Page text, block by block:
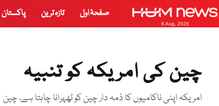
6 Aug, 2026
صفحۂ اول تازہ ترین پاکستان
چین کی امریکہ کو تنبیہ
امریکہ اپنی ناکامیوں کا ذمہ دار چین کو ٹھہرانا چاہتا ہے، چین